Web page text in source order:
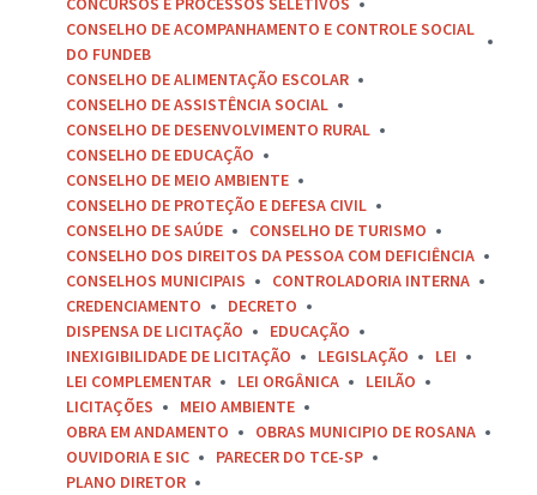
CONSELHO DE ACOMPANHAMENTO E CONTROLE SOCIAL
DO FUNDEB
CONSELHO DE ALIMENTAÇÃO ESCOLAR
CONSELHO DE ASSISTÊNCIA SOCIAL
CONSELHO DE DESENVOLVIMENTO RURAL
CONSELHO DE EDUCAÇÃO
CONSELHO DE MEIO AMBIENTE
CONSELHO DE PROTEÇÃO E DEFESA CIVIL
CONSELHO DE SAÚDE
CONSELHO DE TURISMO
CONSELHO DOS DIREITOS DA PESSOA COM DEFICIÊNCIA
CONSELHOS MUNICIPAIS
CONTROLADORIA INTERNA
CREDENCIAMENTO
DECRETO
DISPENSA DE LICITAÇÃO
EDUCAÇÃO
INEXIGIBILIDADE DE LICITAÇÃO
LEGISLAÇÃO
LEI
LEI COMPLEMENTAR
LEI ORGÂNICA
LEILÃO
LICITAÇÕES
MEIO AMBIENTE
OBRA EM ANDAMENTO
OBRAS MUNICIPIO DE ROSANA
OUVIDORIA E SIC
PARECER DO TCE-SP
PLANO DIRETOR